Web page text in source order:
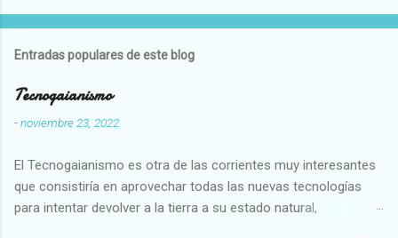
Entradas populares de este blog
Tecnogaianismo
-noviembre 23, 2022
El Tecnogaianismo es otra de las corrientes muy interesantes
que consistiría en aprovechar todas las nuevas tecnologías
para intentar devolver a la tierra a su estado natural,